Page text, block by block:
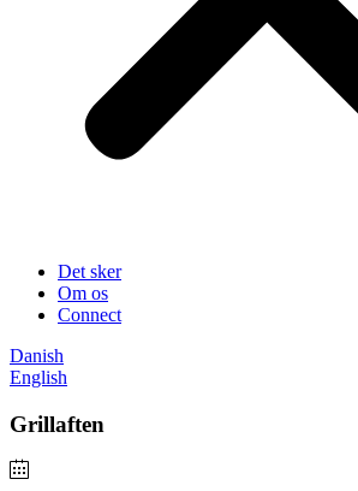
Det sker
Om os
Connect
Danish
English
Grillaften